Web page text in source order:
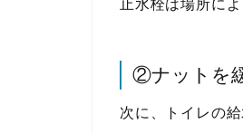
止水栓は場所に
②ナットを
次に、トイレの